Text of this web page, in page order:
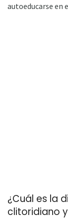
autoeducarse en
¿Cuál es la
clitoridiano